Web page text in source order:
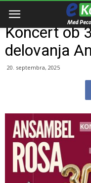
Domov
Koncert ob
delovanja
20. septembra, 2025